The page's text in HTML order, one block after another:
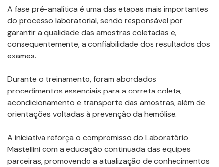
A fase pré-analítica é uma das etapas mais importantes
do processo laboratorial, sendo responsável por
garantir a qualidade das amostras coletadas e,
consequentemente, a confiabilidade dos resultados dos
exames.
Durante o treinamento, foram abordados
procedimentos essenciais para a correta coleta,
acondicionamento e transporte das amostras, além de
orientações voltadas à prevenção da hemólise.
A iniciativa reforça o compromisso do Laboratório
Mastellini com a educação continuada das equipes
parceiras, promovendo a atualização de conhecimentos